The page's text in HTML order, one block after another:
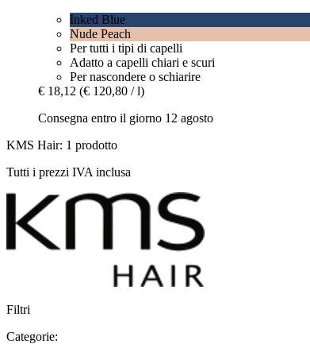
Inked Blue
Nude Peach
Per tutti i tipi di capelli
Adatto a capelli chiari e scuri
Per nascondere o schiarire
€ 18,12 (€ 120,80 / l)
Consegna entro il giorno 12 agosto
KMS Hair: 1 prodotto
Tutti i prezzi IVA inclusa
Filtri
Categorie: